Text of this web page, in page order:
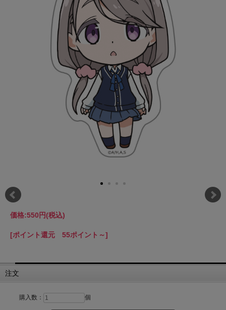
価格:550円(税込)
[ポイント還元 55ポイント～]
注文
購入数： 個